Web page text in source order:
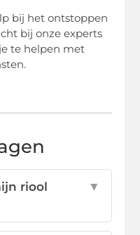
bij het ontstoppen
bij onze experts
te helpen met
riool
▼